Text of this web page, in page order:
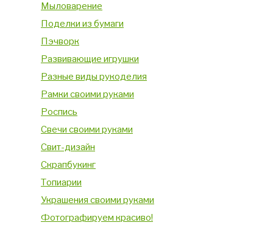
Мыловарение
Поделки из бумаги
Пэчворк
Развивающие игрушки
Разные виды рукоделия
Рамки своими руками
Роспись
Свечи своими руками
Свит-дизайн
Скрапбукинг
Топиарии
Украшения своими руками
Фотографируем красиво!